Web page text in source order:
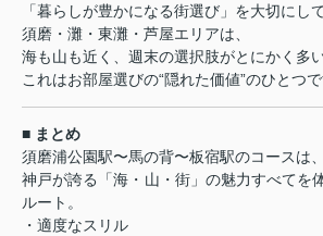
「暮らしが豊かになる街選び」を大切にし
須磨・灘・東灘・芦屋エリアは、
海も山も近く、週末の選択肢がとにかく多い
これはお部屋選びの“隠れた価値”のひとつで
■ まとめ
須磨浦公園駅〜馬の背〜板宿駅のコースは、
神戸が誇る「海・山・街」の魅力すべてを
ルート。
・適度なスリル